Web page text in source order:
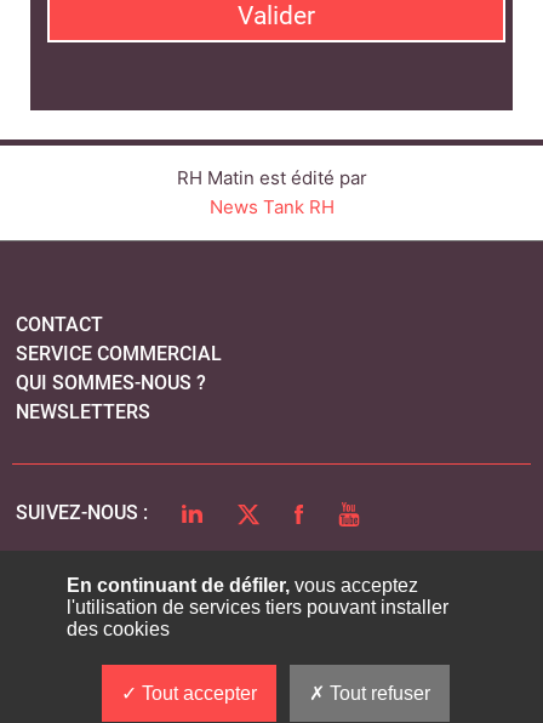
Valider
RH Matin est édité par
News Tank RH
CONTACT
SERVICE COMMERCIAL
QUI SOMMES-NOUS ?
NEWSLETTERS
SUIVEZ-NOUS : LINKEDINTWITTERFACEBOOK
YOUTUBE
PLAN DU SITE
En continuant de défiler,vous acceptez
l'utilisation de services tiers pouvant installer
des cookies
Tout accepter Tout refuser